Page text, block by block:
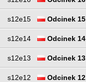
s12e15 Odcinek 15
s12e14 Odcinek 14
s12e13 Odcinek 13
s12e12 Odcinek 12